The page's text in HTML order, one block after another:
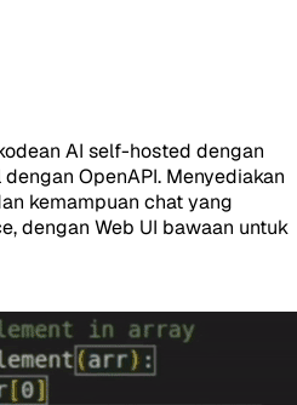
AI self-hosted dengan
OpenAPI. Menyediakan
kemampuan chat yang
dengan Web UI bawaan untuk